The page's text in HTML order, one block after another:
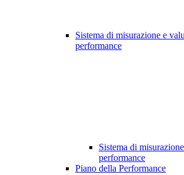
Sistema di misurazione e
performance
Sistema di
performance
Piano della Performance